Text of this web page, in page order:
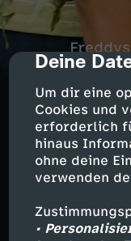
cmp-
Deine
Um dir eine
Cookies und
erforderlich
hinaus
ohne deine
verwenden
•
wie?
Beide
auch